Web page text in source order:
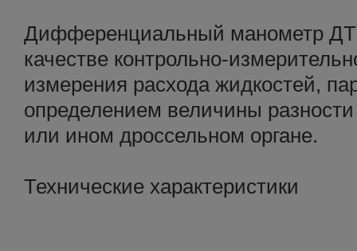
Дифференциальный манометр
качестве контрольно-
измерения расхода жидкостей,
определением величины
или ином дроссельном органе.
Технические характеристики